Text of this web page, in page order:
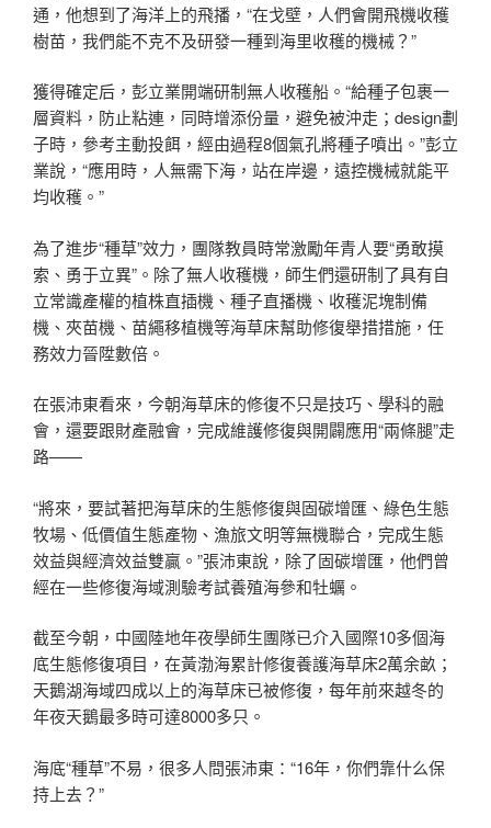
通，他想到了海洋上的飛播，“在戈壁，人們會開飛機收穫
樹苗，我們能不克不及研發一種到海里收穫的機械？”
獲得確定后，彭立業開端研制無人收穫船。“給種子包裹一
層資料，防止粘連，同時增添份量，避免被沖走；design劃
子時，參考主動投餌，經由過程8個氣孔將種子噴出。”彭立
業說，“應用時，人無需下海，站在岸邊，遠控機械就能平
均收穫。”
為了進步“種草”效力，團隊教員時常激勵年青人要“勇敢摸
索、勇于立異”。除了無人收穫機，師生們還研制了具有自
立常識產權的植株直插機、種子直播機、收穫泥塊制備
機、夾苗機、苗繩移植機等海草床幫助修復舉措措施，任
務效力晉陞數倍。
在張沛東看來，今朝海草床的修復不只是技巧、學科的融
會，還要跟財產融會，完成維護修復與開闢應用“兩條腿”走
路——
“將來，要試著把海草床的生態修復與固碳增匯、綠色生態
牧場、低價值生態產物、漁旅文明等無機聯合，完成生態
效益與經濟效益雙贏。”張沛東說，除了固碳增匯，他們曾
經在一些修復海域測驗考試養殖海參和牡蠣。
截至今朝，中國陸地年夜學師生團隊已介入國際10多個海
底生態修復項目，在黃渤海累計修復養護海草床2萬余畝；
天鵝湖海域四成以上的海草床已被修復，每年前來越冬的
年夜天鵝最多時可達8000多只。
海底“種草”不易，很多人問張沛東：“16年，你們靠什么保
持上去？”